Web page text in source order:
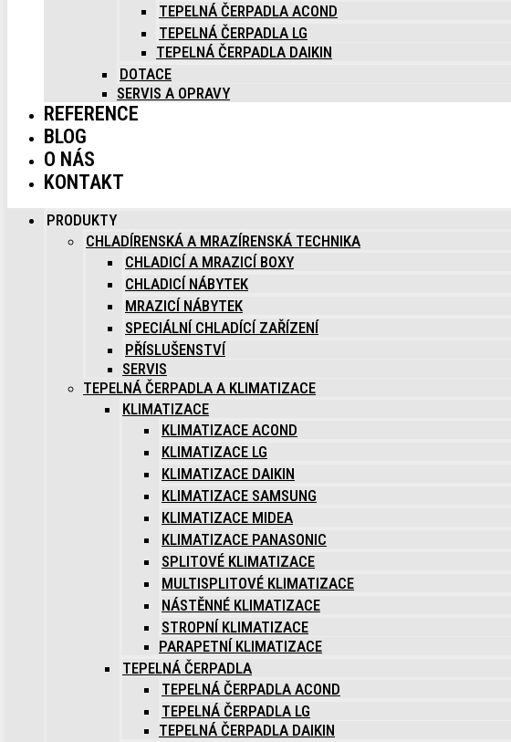
TEPELNÁ ČERPADLA ACOND
TEPELNÁ ČERPADLA LG
TEPELNÁ ČERPADLA DAIKIN
DOTACE
SERVIS A OPRAVY
REFERENCE
BLOG
O NÁS
KONTAKT
PRODUKTY
CHLADÍRENSKÁ A MRAZÍRENSKÁ TECHNIKA
CHLADICÍ A MRAZICÍ BOXY
CHLADICÍ NÁBYTEK
MRAZICÍ NÁBYTEK
SPECIÁLNÍ CHLADÍCÍ ZAŘÍZENÍ
PŘÍSLUŠENSTVÍ
SERVIS
TEPELNÁ ČERPADLA A KLIMATIZACE
KLIMATIZACE
KLIMATIZACE ACOND
KLIMATIZACE LG
KLIMATIZACE DAIKIN
KLIMATIZACE SAMSUNG
KLIMATIZACE MIDEA
KLIMATIZACE PANASONIC
SPLITOVÉ KLIMATIZACE
MULTISPLITOVÉ KLIMATIZACE
NÁSTĚNNÉ KLIMATIZACE
STROPNÍ KLIMATIZACE
PARAPETNÍ KLIMATIZACE
TEPELNÁ ČERPADLA
TEPELNÁ ČERPADLA ACOND
TEPELNÁ ČERPADLA LG
TEPELNÁ ČERPADLA DAIKIN